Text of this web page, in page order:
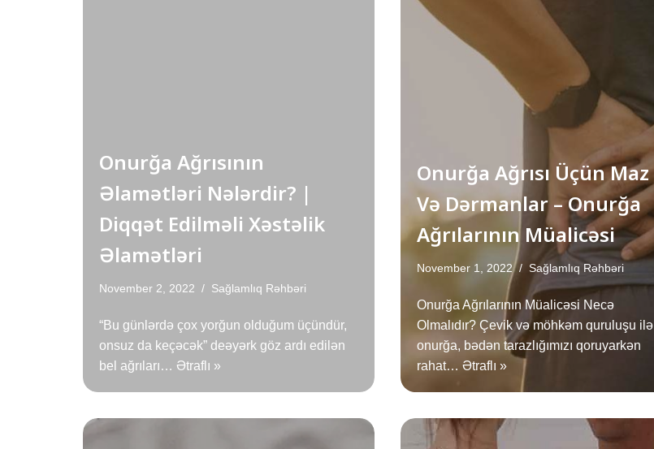
Onurğa Ağrısının
Əlamətləri Nələrdir? |
Diqqət Edilməli Xəstəlik
Əlamətləri
November 2, 2022 Sağlamlıq Rəhbəri
“Bu günlərdə çox yorğun olduğum üçündür,
onsuz da keçəcək” deəyərk göz ardı edilən
bel ağrıları… Ətraflı »
Onurğa Ağrısı Üçün Maz
Və Dərmanlar – Onurğa
Ağrılarının Müalicəsi
November 1, 2022 Sağlamlıq Rəhbəri
Onurğa Ağrılarının Müalicəsi Necə
Olmalıdır? Çevik və möhkəm quruluşu ilə
onurğa, bədən tarazlığımızı qoruyarkən
rahat… Ətraflı »